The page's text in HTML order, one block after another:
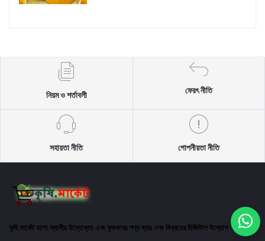
নিয়ম ও শর্তাবলী
ফেরৎ নীতি
সহায়তা নীতি গোপনীয়তা নীতি
কৃষি মার্কেট হলো স্থানীয় উদ্যোক্তা এবং কৃষকদের পণ্য ক্রয় এবং বিক্রয়ের ডিজিটাল উদ্যোগ